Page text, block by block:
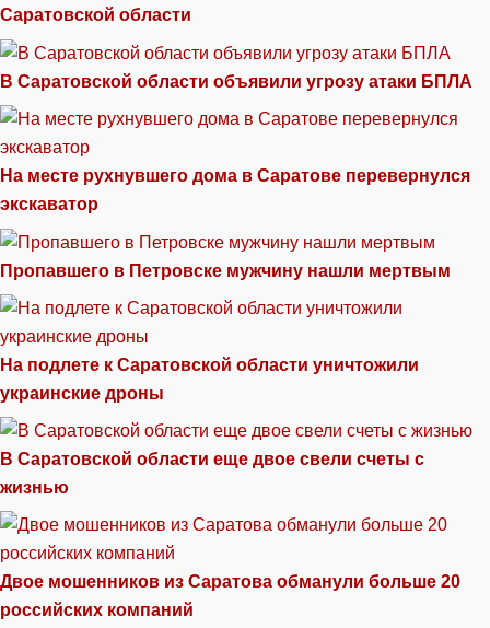
Саратовской области
В Саратовской области объявили угрозу атаки БПЛА
На месте рухнувшего дома в Саратове перевернулся
экскаватор
Пропавшего в Петровске мужчину нашли мертвым
На подлете к Саратовской области уничтожили
украинские дроны
В Саратовской области еще двое свели счеты с
жизнью
Двое мошенников из Саратова обманули больше 20
российских компаний